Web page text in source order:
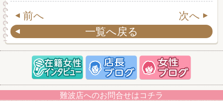
前へ
次へ
一覧へ戻る
難波店へのお問合せはコチラ